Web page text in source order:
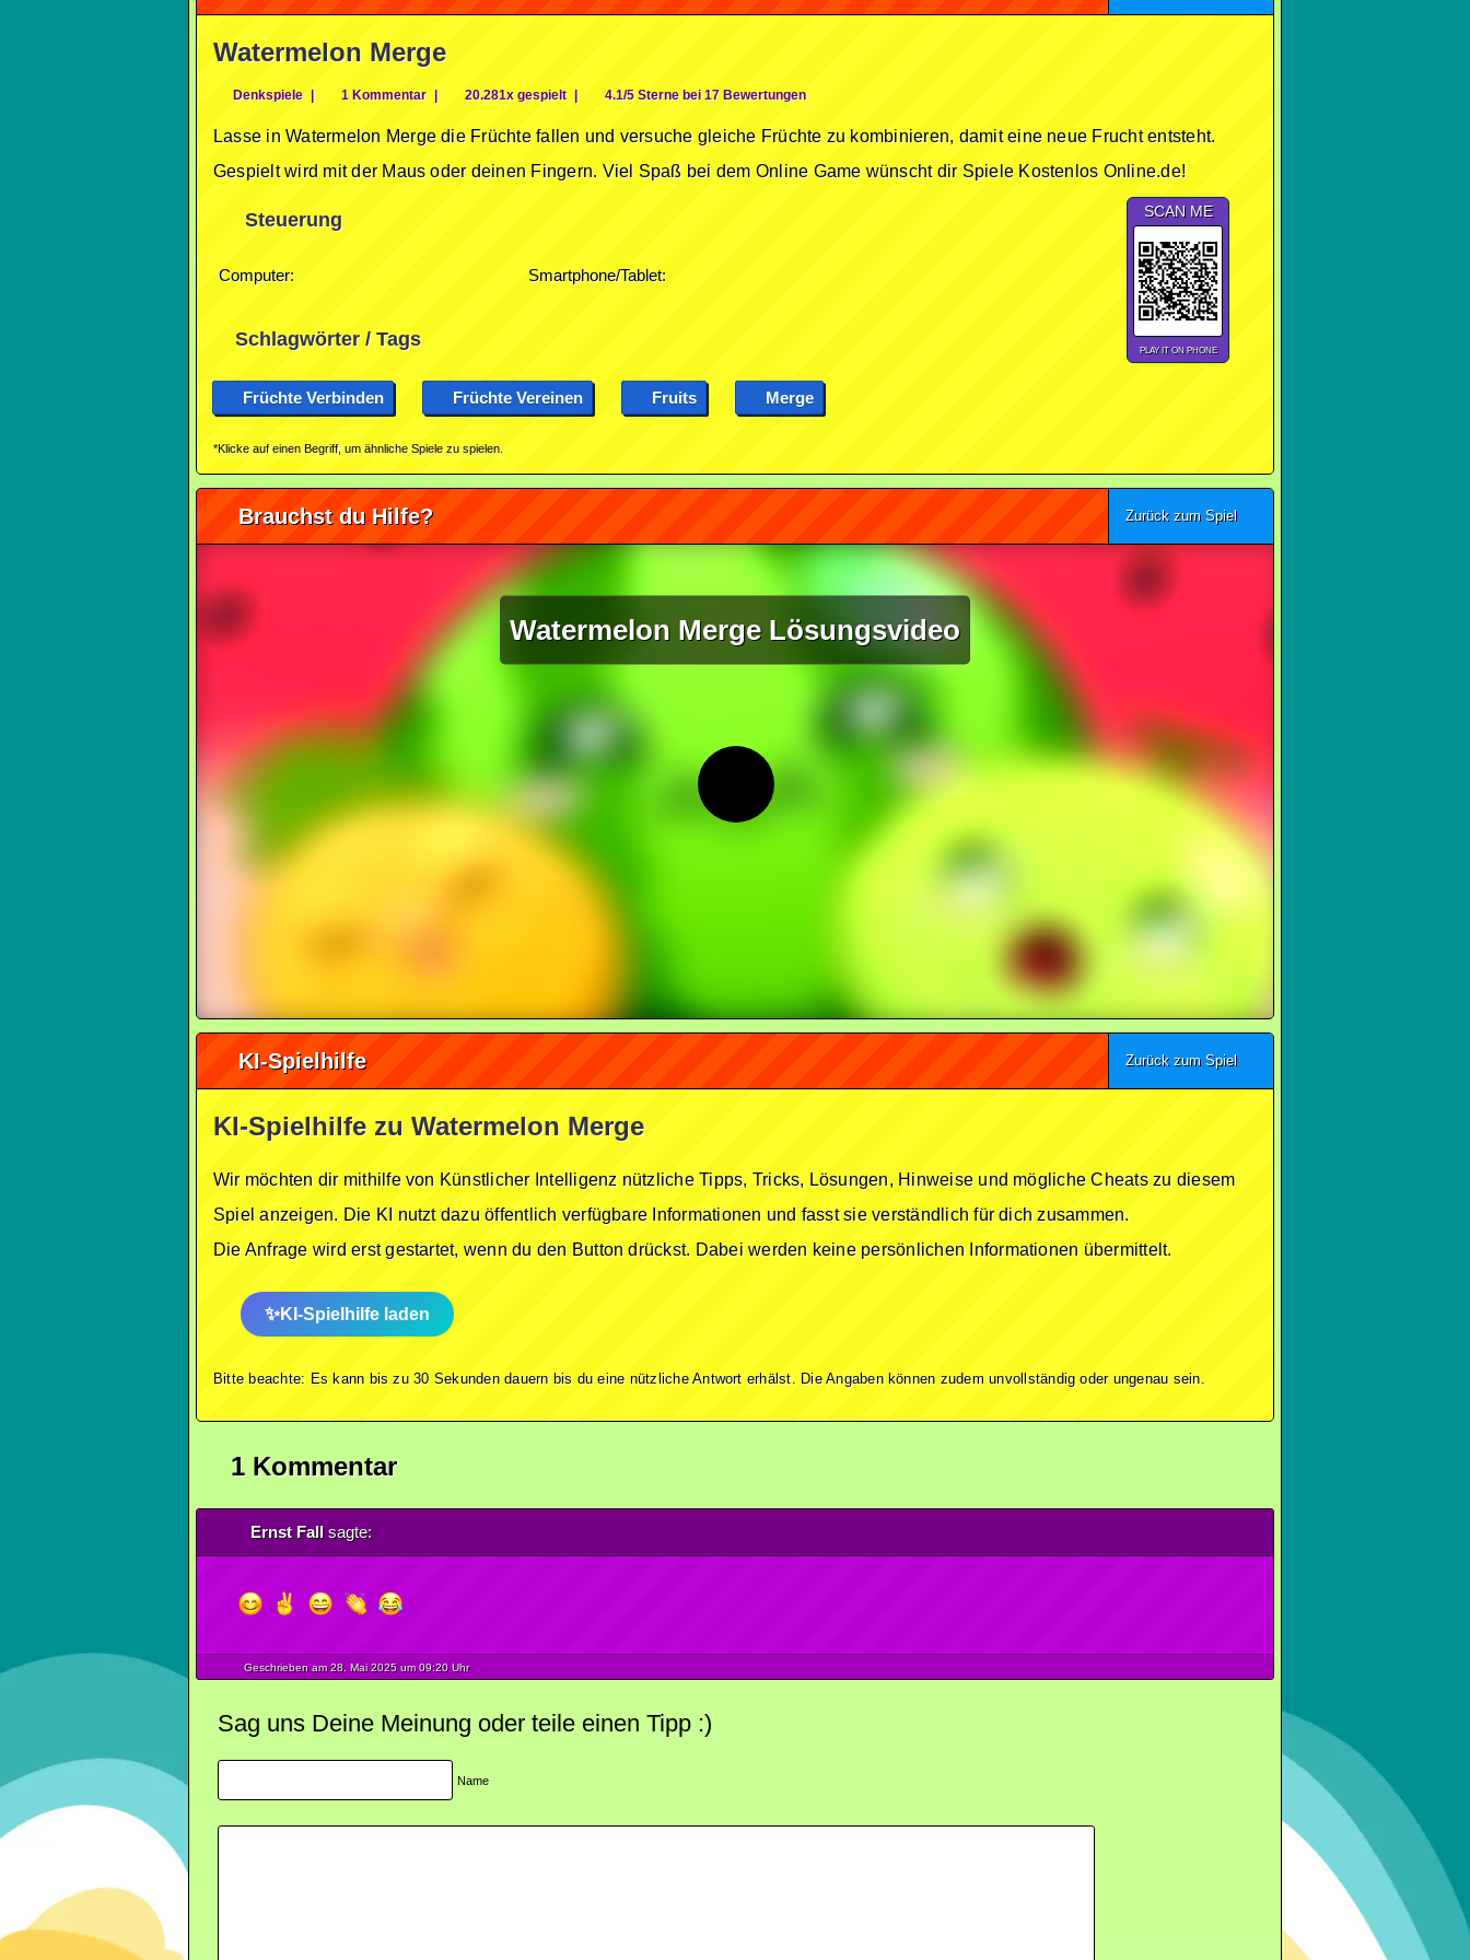
Watermelon Merge
Denkspiele | 1 Kommentar | 20.281x gespielt | 4.1/5 Sterne bei 17 Bewertungen
Lasse in Watermelon Merge die Früchte fallen und versuche gleiche Früchte zu kombinieren, damit eine neue Frucht entsteht.
Gespielt wird mit der Maus oder deinen Fingern. Viel Spaß bei dem Online Game wünscht dir Spiele Kostenlos Online.de!
Steuerung
Computer: Smartphone/Tablet:
SCAN ME
PLAY IT ON PHONE
Schlagwörter / Tags
Früchte Verbinden Früchte Vereinen Fruits Merge
*Klicke auf einen Begriff, um ähnliche Spiele zu spielen.
Brauchst du Hilfe? Zurück zum Spiel
Watermelon Merge Lösungsvideo
KI-Spielhilfe Zurück zum Spiel
KI-Spielhilfe zu Watermelon Merge
Wir möchten dir mithilfe von Künstlicher Intelligenz nützliche Tipps, Tricks, Lösungen, Hinweise und mögliche Cheats zu diesem
Spiel anzeigen. Die KI nutzt dazu öffentlich verfügbare Informationen und fasst sie verständlich für dich zusammen.
Die Anfrage wird erst gestartet, wenn du den Button drückst. Dabei werden keine persönlichen Informationen übermittelt.
KI-Spielhilfe laden
Bitte beachte: Es kann bis zu 30 Sekunden dauern bis du eine nützliche Antwort erhälst. Die Angaben können zudem unvollständig oder ungenau sein.
1 Kommentar
Ernst Fall sagte:
Geschrieben am 28. Mai2025 um 09:20 Uhr
Sag uns Deine Meinung oder teile einen Tipp :)
Name